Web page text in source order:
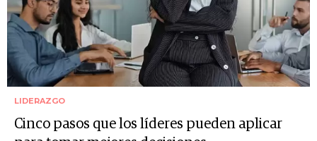
LIDERAZGO
Cinco pasos que los líderes pueden aplicar